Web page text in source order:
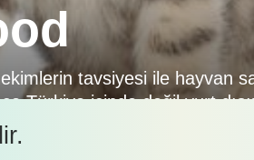
tavsiyesi ile hayvan
Türkiye içinde değil yurt
katılım gösterecek
standda yerini alacak.